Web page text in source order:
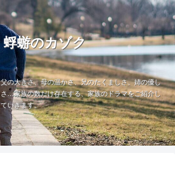
蜉蝣のカゾク
父の大きさ、母の温かさ、兄のたくましさ、姉の優し
さ…家族の数だけ存在する、家族のドラマをご紹介し
ていきます。